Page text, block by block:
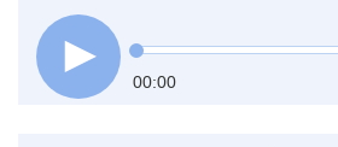
00:00